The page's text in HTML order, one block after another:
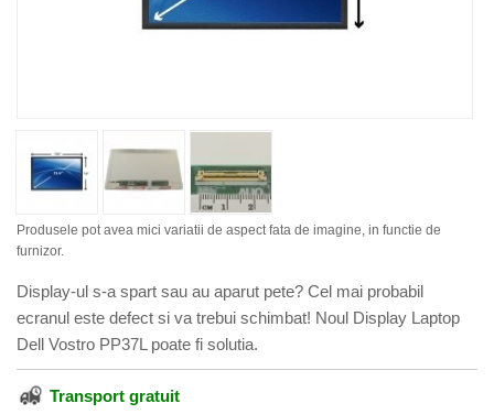
Produsele pot avea mici variatii de aspect fata de imagine, in functie de
furnizor.
Display-ul s-a spart sau au aparut pete? Cel mai probabil
ecranul este defect si va trebui schimbat! Noul Display Laptop
Dell Vostro PP37L poate fi solutia.
Transport gratuit